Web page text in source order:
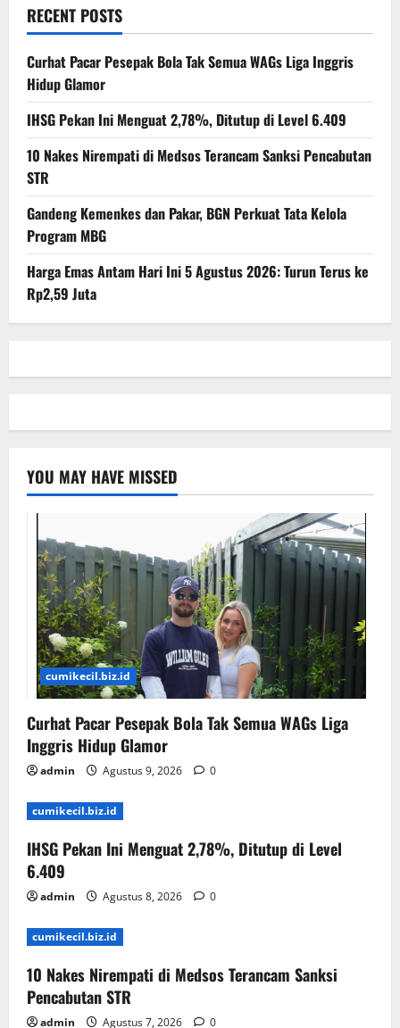
RECENT POSTS
Curhat Pacar Pesepak Bola Tak Semua WAGs Liga Inggris
Hidup Glamor
IHSG Pekan Ini Menguat 2,78%, Ditutup di Level 6.409
10 Nakes Nirempati di Medsos Terancam Sanksi Pencabutan
STR
Gandeng Kemenkes dan Pakar, BGN Perkuat Tata Kelola
Program MBG
Harga Emas Antam Hari Ini 5 Agustus 2026: Turun Terus ke
Rp2,59 Juta
YOU MAY HAVE MISSED
cumikecil.biz.id
Curhat Pacar Pesepak Bola Tak Semua WAGs Liga
Inggris Hidup Glamor
admin Agustus 9, 2026 0
cumikecil.biz.id
IHSG Pekan Ini Menguat 2,78%, Ditutup di Level
6.409
admin Agustus 8, 2026 0
cumikecil.biz.id
10 Nakes Nirempati di Medsos Terancam Sanksi
Pencabutan STR
admin Agustus 7, 2026 0